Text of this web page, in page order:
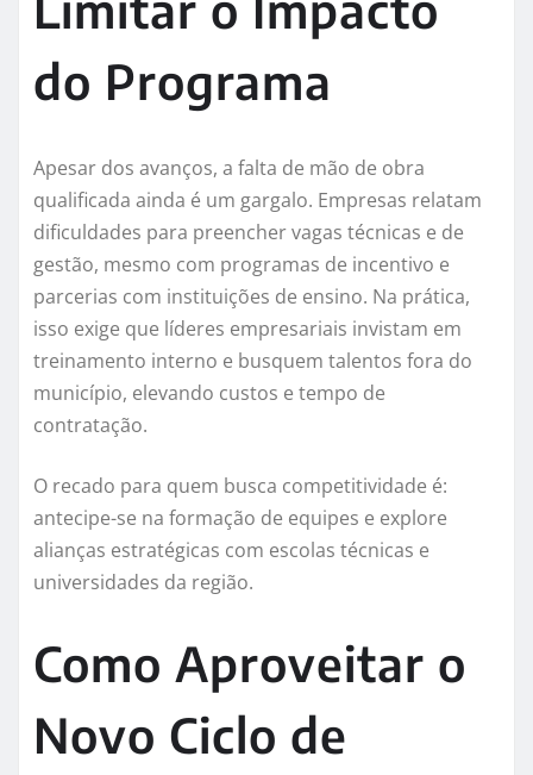
do Programa
Apesar dos avanços, a falta de mão de obra
qualificada ainda é um gargalo. Empresas relatam
dificuldades para preencher vagas técnicas e de
gestão, mesmo com programas de incentivo e
parcerias com instituições de ensino. Na prática,
isso exige que líderes empresariais invistam em
treinamento interno e busquem talentos fora do
município, elevando custos e tempo de
contratação.
O recado para quem busca competitividade é:
antecipe-se na formação de equipes e explore
alianças estratégicas com escolas técnicas e
universidades da região.
Como Aproveitar o
Novo Ciclo de